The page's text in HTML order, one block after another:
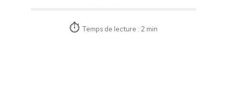
Temps de lecture : 2 min